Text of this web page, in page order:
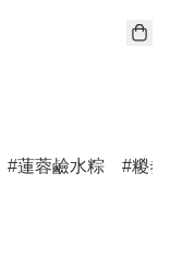
蓮蓉鹼水粽
糉劵